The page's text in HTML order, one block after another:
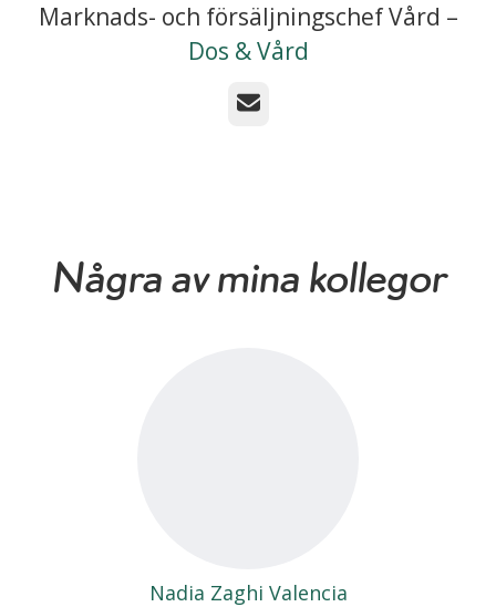
Marknads- och försäljningschef Vård –
Dos & Vård
E-post
Några av mina kollegor
Nadia Zaghi Valencia